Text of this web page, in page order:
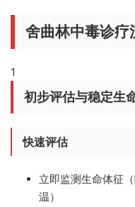
舍曲林中毒诊疗
1
初步评估与稳定生
快速评估
立即监测生命体征
温）